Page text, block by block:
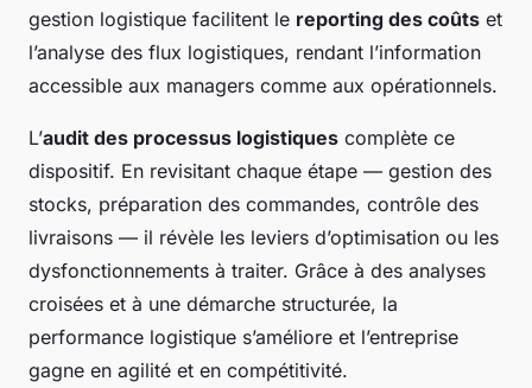
gestion logistique facilitent le reporting des coûts et
l’analyse des flux logistiques, rendant l’information
accessible aux managers comme aux opérationnels.
L’audit des processus logistiques complète ce
dispositif. En revisitant chaque étape — gestion des
stocks, préparation des commandes, contrôle des
livraisons — il révèle les leviers d’optimisation ou les
dysfonctionnements à traiter. Grâce à des analyses
croisées et à une démarche structurée, la
performance logistique s’améliore et l’entreprise
gagne en agilité et en compétitivité.